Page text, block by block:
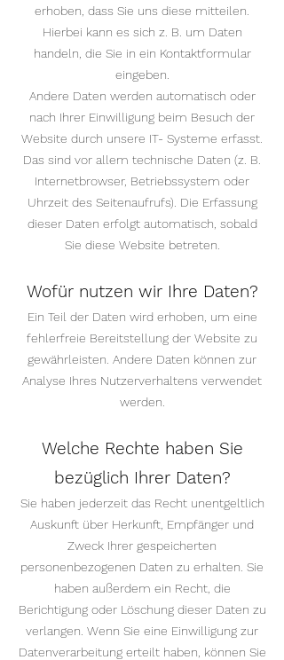
erhoben, dass Sie uns diese mitteilen.
Hierbei kann es sich z. B. um Daten
handeln, die Sie in ein Kontaktformular
eingeben.
Andere Daten werden automatisch oder
nach Ihrer Einwilligung beim Besuch der
Website durch unsere IT- Systeme erfasst.
Das sind vor allem technische Daten (z. B.
Internetbrowser, Betriebssystem oder
Uhrzeit des Seitenaufrufs). Die Erfassung
dieser Daten erfolgt automatisch, sobald
Sie diese Website betreten.
Wofür nutzen wir Ihre Daten?
Ein Teil der Daten wird erhoben, um eine
fehlerfreie Bereitstellung der Website zu
gewährleisten. Andere Daten können zur
Analyse Ihres Nutzerverhaltens verwendet
werden.
Welche Rechte haben Sie
bezüglich Ihrer Daten?
Sie haben jederzeit das Recht unentgeltlich
Auskunft über Herkunft, Empfänger und
Zweck Ihrer gespeicherten
personenbezogenen Daten zu erhalten. Sie
haben außerdem ein Recht, die
Berichtigung oder Löschung dieser Daten zu
verlangen. Wenn Sie eine Einwilligung zur
Datenverarbeitung erteilt haben, können Sie